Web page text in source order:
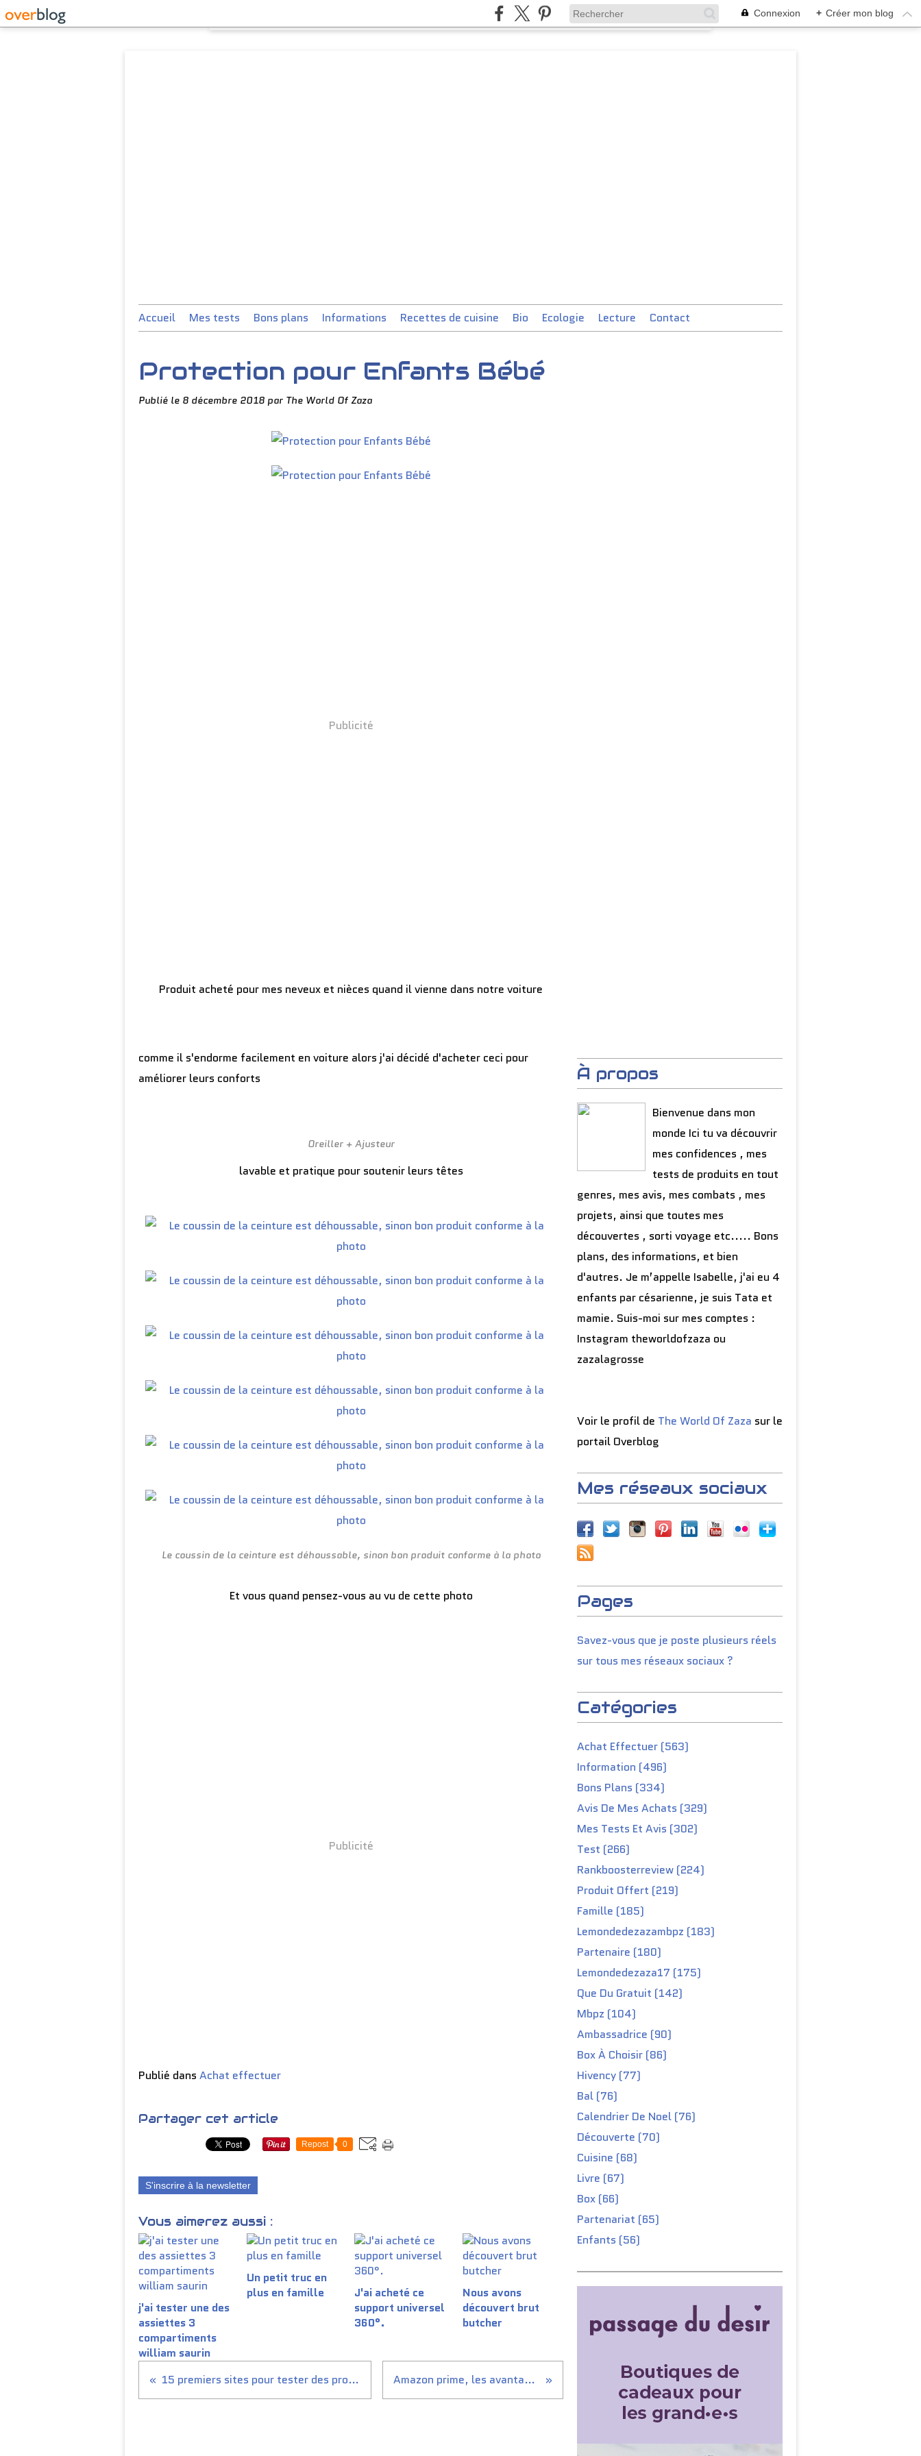
Connexion + Créer mon blog
Accueil Mes tests Bons plans Informations Recettes de cuisine Bio Ecologie Lecture Contact
Protection pour Enfants Bébé
Publié le 8 décembre 2018 par The World Of Zaza
Publicité
Produit acheté pour mes neveux et nièces quand il vienne dans notre voiture
comme il s'endorme facilement en voiture alors j'ai décidé d'acheter ceci pour
améliorer leurs conforts
Oreiller + Ajusteur
lavable et pratique pour soutenir leurs têtes
Le coussin de la ceinture est déhoussable, sinon bon produit conforme à la photo
Et vous quand pensez-vous au vu de cette photo
Publicité
Publié dans Achat effectuer
Partager cet article
Repost 0
S'inscrire à la newsletter
Vous aimerez aussi :
j'ai tester une des
assiettes 3
compartiments
william saurin
Un petit truc en
plus en famille
J'ai acheté ce
support universel
360°.
Nous avons
découvert brut
butcher
15 premiers sites pour tester des produits Amazon prime, les avantages !
À propos
Bienvenue dans mon
monde Ici tu va découvrir
mes confidences , mes
tests de produits en tout
genres, mes avis, mes combats , mes
projets, ainsi que toutes mes
découvertes , sorti voyage etc..... Bons
plans, des informations, et bien
d'autres. Je m’appelle Isabelle, j'ai eu 4
enfants par césarienne, je suis Tata et
mamie. Suis-moi sur mes comptes :
Instagram theworldofzaza ou
zazalagrosse
Voir le profil de The World Of Zaza sur le
portail Overblog
Mes réseaux sociaux
Pages
Savez-vous que je poste plusieurs réels
sur tous mes réseaux sociaux ?
Catégories
Achat Effectuer (563)
Information (496)
Bons Plans (334)
Avis De Mes Achats (329)
Mes Tests Et Avis (302)
Test (266)
Rankboosterreview (224)
Produit Offert (219)
Famille (185)
Lemondedezazambpz (183)
Partenaire (180)
Lemondedezaza17 (175)
Que Du Gratuit (142)
Mbpz (104)
Ambassadrice (90)
Box À Choisir (86)
Hivency (77)
Bal (76)
Calendrier De Noel (76)
Découverte (70)
Cuisine (68)
Livre (67)
Box (66)
Partenariat (65)
Enfants (56)